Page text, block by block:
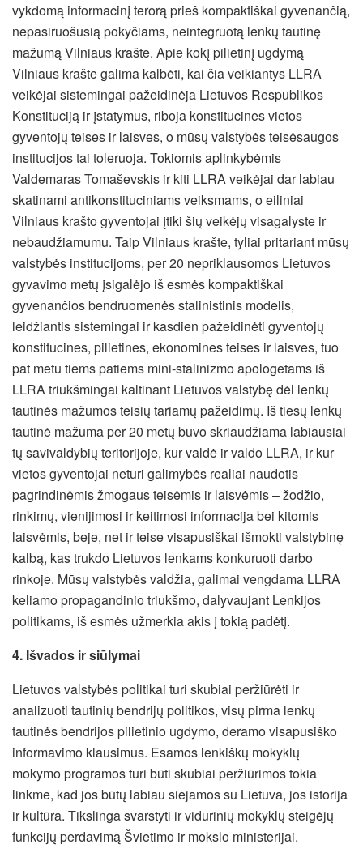
vykdomą informacinį terorą prieš kompaktiškai gyvenančią,
nepasiruošusią pokyčiams, neintegruotą lenkų tautinę
mažumą Vilniaus krašte. Apie kokį pilietinį ugdymą
Vilniaus krašte galima kalbėti, kai čia veikiantys LLRA
veikėjai sistemingai pažeidinėja Lietuvos Respublikos
Konstituciją ir įstatymus, riboja konstitucines vietos
gyventojų teises ir laisves, o mūsų valstybės teisėsaugos
institucijos tai toleruoja. Tokiomis aplinkybėmis
Valdemaras Tomaševskis ir kiti LLRA veikėjai dar labiau
skatinami antikonstituciniams veiksmams, o eiliniai
Vilniaus krašto gyventojai įtiki šių veikėjų visagalyste ir
nebaudžiamumu. Taip Vilniaus krašte, tyliai pritariant mūsų
valstybės institucijoms, per 20 nepriklausomos Lietuvos
gyvavimo metų įsigalėjo iš esmės kompaktiškai
gyvenančios bendruomenės stalinistinis modelis,
leidžiantis sistemingai ir kasdien pažeidinėti gyventojų
konstitucines, pilietines, ekonomines teises ir laisves, tuo
pat metu tiems patiems mini-stalinizmo apologetams iš
LLRA triukšmingai kaltinant Lietuvos valstybę dėl lenkų
tautinės mažumos teisių tariamų pažeidimų. Iš tiesų lenkų
tautinė mažuma per 20 metų buvo skriaudžiama labiausiai
tų savivaldybių teritorijoje, kur valdė ir valdo LLRA, ir kur
vietos gyventojai neturi galimybės realiai naudotis
pagrindinėmis žmogaus teisėmis ir laisvėmis – žodžio,
rinkimų, vienijimosi ir keitimosi informacija bei kitomis
laisvėmis, beje, net ir teise visapusiškai išmokti valstybinę
kalbą, kas trukdo Lietuvos lenkams konkuruoti darbo
rinkoje. Mūsų valstybės valdžia, galimai vengdama LLRA
keliamo propagandinio triukšmo, dalyvaujant Lenkijos
politikams, iš esmės užmerkia akis į tokią padėtį.
4. Išvados ir siūlymai
Lietuvos valstybės politikai turi skubiai peržiūrėti ir
analizuoti tautinių bendrijų politikos, visų pirma lenkų
tautinės bendrijos pilietinio ugdymo, deramo visapusiško
informavimo klausimus. Esamos lenkiškų mokyklų
mokymo programos turi būti skubiai peržiūrimos tokia
linkme, kad jos būtų labiau siejamos su Lietuva, jos istorija
ir kultūra. Tikslinga svarstyti ir vidurinių mokyklų steigėjų
funkcijų perdavimą Švietimo ir mokslo ministerijai.